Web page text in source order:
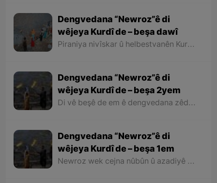
Dengvedana “Newroz”ê di
wêjeya Kurdî de – beşa dawî
Piraniya nivîskar û helbestvanên Kurd di helbest û deqên xwe de behsa Newrozê kirine ku ji ber nebûna derfetê em ê tenê îşareyê bi çend mînak ji helbestên wan bikin. Di dawiyê de ez dixwazim bibêjim ku helbestvanên wek “Muxlîs, Ewnî, Hejar, Zarî, Elî Heseniyanî, Jîla Huseynî, Mihemed Salih Dîlan, Esîrî, Nasir Axabira, Celal Melekşa, Şêrko Bêkes û Ebdulah Paşêw” û hwd, di çend helbestên xwe de behsa Newrozê kirine û bal kişandine ser Kurdistanîbûna Newrozê.
Dengvedana “Newroz”ê di
wêjeya Kurdî de – beşa 2yem
Di vê beşê de em ê dengvedana zêdetir a Newrozê di helbest û deqên Kurdî de rabixine ber çavan. Herwisa pêwîst e em îşare bi wê yekê jî bikin ku tevî wê ku em di vê gotarê de dengvedana “Newroz”ê di edebiyata Kurdî de dibînin, em ê hin nivîskar û helbestvanên xwe binêrin ku mixabin navê hin ji wan hatiye jibîrkirin.
Dengvedana “Newroz”ê di
wêjeya Kurdî de – beşa 1em
Newroz wek cejna nûbûn û azadiyê di wêjeya Kurdî de û li cem helbestvan û nivîskarên Kurd, hertim girîngiya xwe hebûye. Helbestvan û nivîskarên Kurd di helbest û nivîsên xwe de Newroz wek bedewiyek, dergeheke azadiyê û sembola rizgariya netewî bi kar anîne. Ev mijare jî vedigere bo girêdana înkarkirî ya Kurd û Kurdistanê bi Newrozê re.